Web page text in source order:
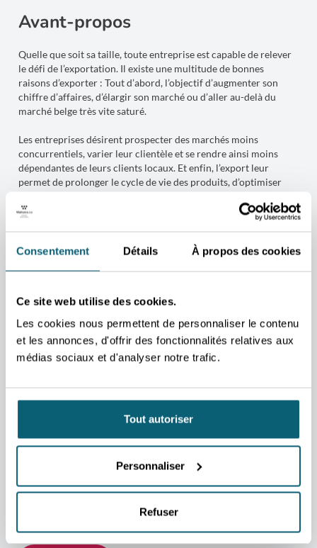
Consentement Détails À propos des cookies
Ce site web utilise des cookies.
Les cookies nous permettent de personnaliser le contenu
et les annonces, d'offrir des fonctionnalités relatives aux
médias sociaux et d'analyser notre trafic.
Tout autoriser
Personnaliser
Refuser
Avant-propos
Quelle que soit sa taille, toute entreprise est capable de relever
le défi de l’exportation. Il existe une multitude de bonnes
raisons d’exporter : Tout d’abord, l’objectif d’augmenter son
chiffre d’affaires, d’élargir son marché ou d’aller au-delà du
marché belge très vite saturé.
Les entreprises désirent prospecter des marchés moins
concurrentiels, varier leur clientèle et se rendre ainsi moins
dépendantes de leurs clients locaux. Et enfin, l’export leur
permet de prolonger le cycle de vie des produits, d’optimiser
Il n’est donc pas étonnant que l’export tente de nombreuses
permettra de découvrir les différentes phases d’un
méthodologiques pour éviter les risques et vous guider sur le
chemin du succès.
NEWSLETTER
RESTEZ CONNECTÉ AU MONDE
AVEC L'AWEX !
Ne manquez aucune opportunité pour développer vos projets à
l’international. En vous inscrivant à notre newsletter, recevez
directement dans votre boîte mail les dernières actualités,
ambitions à travers le globe.